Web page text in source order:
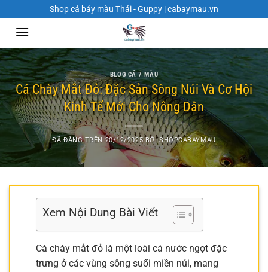
đến
dung
Shop cá bảy màu Thái - Guppy | cabaymau.vn
BLOG CÁ 7 MÀU
Cá Chày Mắt Đỏ: Đặc Sản Sông Núi Và Cơ Hội
Kinh Tế Mới Cho Nông Dân
ĐÃ ĐĂNG TRÊN 20/12/2025 BỞISHOPCABAYMAU
Xem Nội Dung Bài Viết
Cá chày mắt đỏ là một loài cá nước ngọt đặc
trưng ở các vùng sông suối miền núi, mang